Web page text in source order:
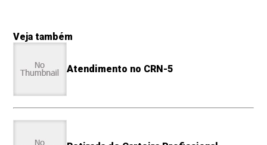
Veja também
Atendimento no CRN-5